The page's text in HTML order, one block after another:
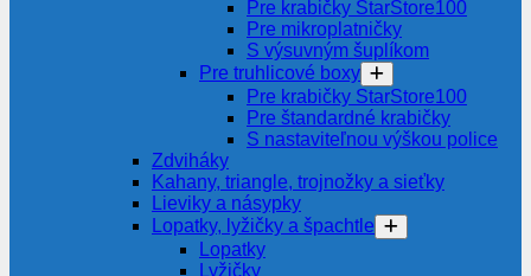
Pre krabičky StarStore100
Pre mikroplatničky
S výsuvným šuplíkom
Pre truhlicové boxy
Pre krabičky StarStore100
Pre štandardné krabičky
S nastaviteľnou výškou police
Zdviháky
Kahany, triangle, trojnožky a sieťky
Lieviky a násypky
Lopatky, lyžičky a špachtle
Lopatky
Lyžičky